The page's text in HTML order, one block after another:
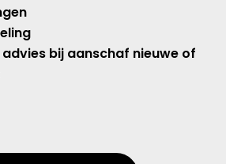
bij aanschaf nieuwe of